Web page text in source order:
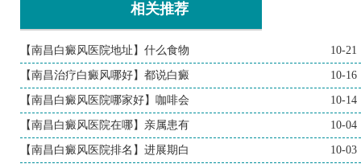
相关推荐
【南昌白癜风医院地址】什么食物 10-21
【南昌治疗白癜风哪好】都说白癜 10-16
【南昌白癜风医院哪家好】咖啡会 10-14
【南昌白癜风医院在哪】亲属患有 10-04
【南昌白癜风医院排名】进展期白 10-03